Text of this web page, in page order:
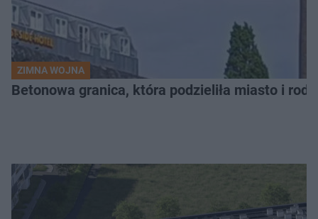
ZIMNA WOJNA
Betonowa granica, która podzieliła miasto i